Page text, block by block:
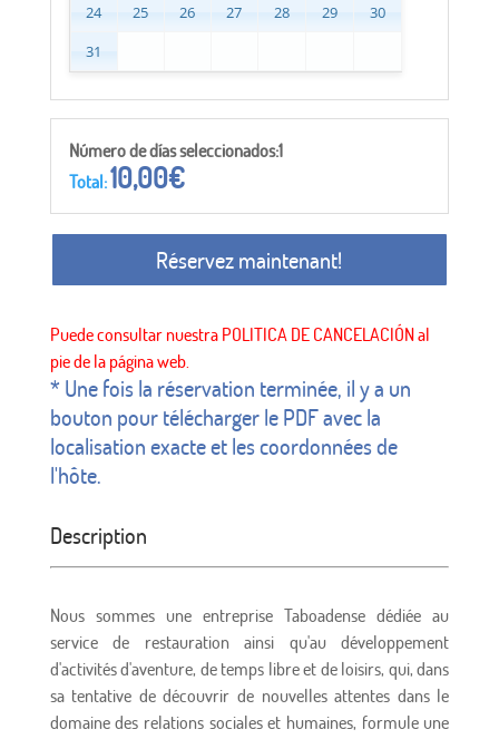
24
25 26 27 28 29
30
31
Número de días seleccionados:1
Total:10,00€
Réservez maintenant!
* Une fois la réservation terminée, il y a un
bouton pour télécharger le PDF avec la
localisation exacte et les coordonnées de
l'hôte.
Description
Nous sommes une entreprise Taboadense dédiée au
service de restauration ainsi qu'au développement
d'activités d'aventure, de temps libre et de loisirs, qui, dans
sa tentative de découvrir de nouvelles attentes dans le
domaine des relations sociales et humaines, formule une